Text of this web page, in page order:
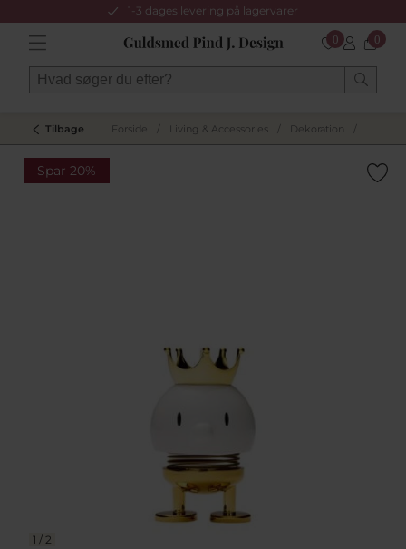
1-3 dages levering på lagervarer
0 0
Tilbage Forside Living & Accessories Dekoration
Spar 20%
1 / 2